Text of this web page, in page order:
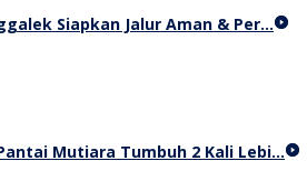
Siapkan Jalur Aman & Per…
Mutiara Tumbuh 2 Kali Lebi…